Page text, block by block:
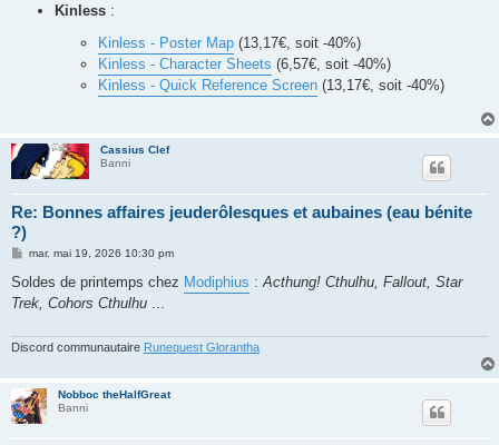
Kinless :
Kinless - Poster Map (13,17€, soit -40%)
Kinless - Character Sheets (6,57€, soit -40%)
Kinless - Quick Reference Screen (13,17€, soit -40%)
Cassius Clef
Banni
Re: Bonnes affaires jeuderôlesques et aubaines (eau bénite
?)
M
s
a
mar. mai 19, 2026 10:30 pm
Soldes de printemps chez Modiphius :Acthung! Cthulhu, Fallout, Star
Trek, Cohors Cthulhu ...
Discord communautaire Runequest Glorantha
Nobboc theHalfGreat
Banni